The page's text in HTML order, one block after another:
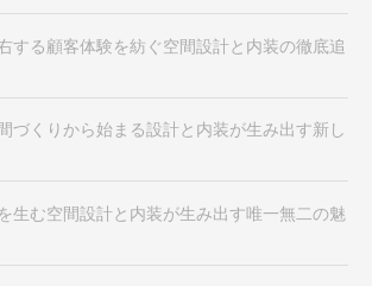
する顧客体験を紡ぐ空間設計と内装の徹底追
づくりから始まる設計と内装が生み出す新し
生む空間設計と内装が生み出す唯一無二の魅